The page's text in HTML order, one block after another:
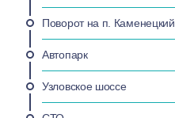
Поворот на п. Каменецкий
Автопарк
Узловское шоссе